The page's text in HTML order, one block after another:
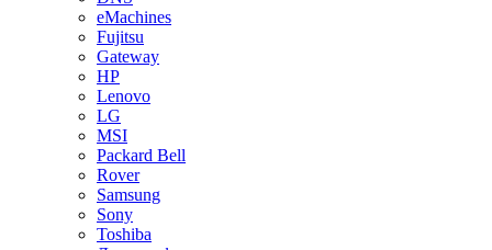
eMachines
Fujitsu
Gateway
HP
Lenovo
LG
MSI
Packard Bell
Rover
Samsung
Sony
Toshiba